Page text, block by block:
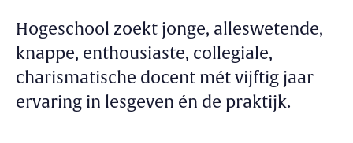
Hogeschool zoekt jonge, alleswetende,
knappe, enthousiaste, collegiale,
charismatische docent mét vijftig jaar
ervaring in lesgeven én de praktijk.